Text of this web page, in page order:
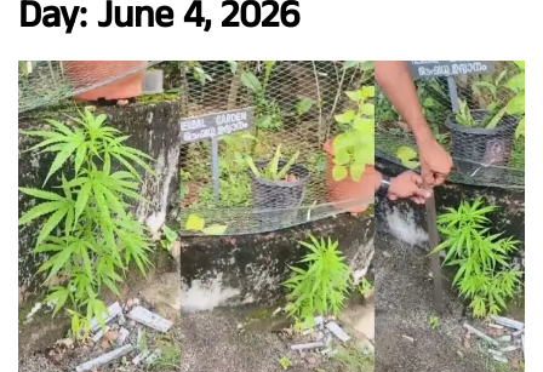
Day:June 4, 2026